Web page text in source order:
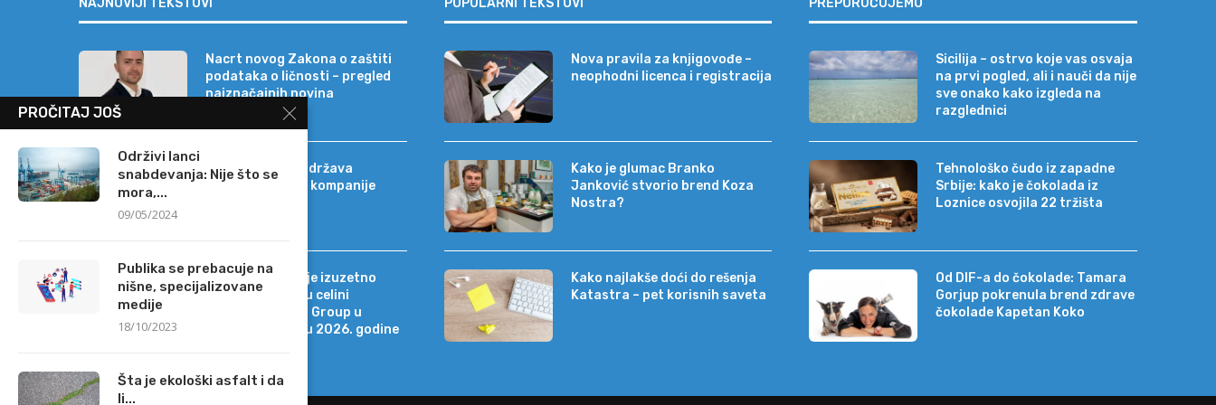
Nacrt novog Zakona o zaštiti
podataka o ličnosti – pregled
najznačajnih novina
Banca Intesa podržava
strateški razvoj kompanije
Tržišno okruženje izuzetno
promenljivo, ali u celini
povoljno za MOL Group u
drugom kvartalu 2026. godine
Nova pravila za knjigovođe –
neophodni licenca i registracija
Kako je glumac Branko
Janković stvorio brend Koza
Nostra?
Kako najlakše doći do rešenja
Katastra – pet korisnih saveta
Sicilija – ostrvo koje vas osvaja
na prvi pogled, ali i nauči da nije
sve onako kako izgleda na
razglednici
Tehnološko čudo iz zapadne
Srbije: kako je čokolada iz
Loznice osvojila 22 tržišta
Od DIF-a do čokolade: Tamara
Gorjup pokrenula brend zdrave
čokolade Kapetan Koko
PROČITAJ JOŠ
Održivi lanci
snabdevanja: Nije što se
mora,...
09/05/2024
Publika se prebacuje na
nišne, specijalizovane
medije
18/10/2023
Šta je ekološki asfalt i da
li...